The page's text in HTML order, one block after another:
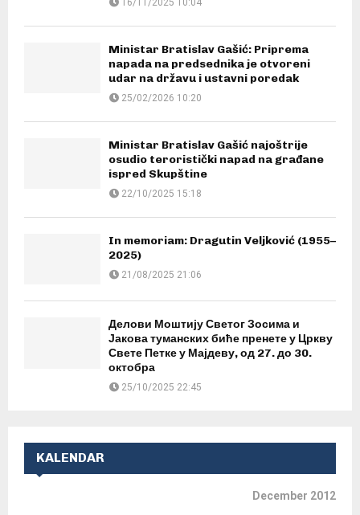
16/11/2025 10:04
Ministar Bratislav Gašić: Priprema
napada na predsednika je otvoreni
udar na državu i ustavni poredak
25/02/2026 10:20
Ministar Bratislav Gašić najoštrije
osudio teroristički napad na građane
ispred Skupštine
22/10/2025 15:18
In memoriam: Dragutin Veljković (1955–
2025)
21/08/2025 21:06
Делови Моштију Светог Зосима и
Јакова туманских биће пренете у Цркву
Свете Петке у Мајдеву, од 27. до 30.
октобра
25/10/2025 22:45
KALENDAR
December 2012